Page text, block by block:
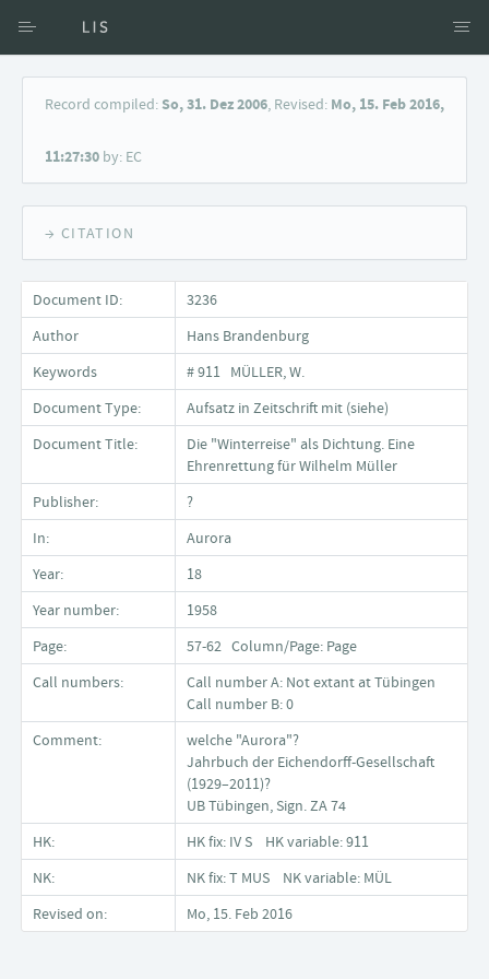
Access via Author
Keyword Search
Record compiled:So, 31. Dez 2006, Revised: Mo, 15. Feb 2016,
11:27:30 by: EC
→ CITATION
Document ID:
3236
Author
Hans Brandenburg
Keywords
# 911 MÜLLER, W.
Document Type:
Aufsatz in Zeitschrift mit (siehe)
Document Title:
Die "Winterreise" als Dichtung. Eine
Ehrenrettung für Wilhelm Müller
Publisher:
?
In:
Aurora
Year:
18
Year number:
1958
Page:
57-62 Column/Page: Page
Call numbers:
Call number A: Not extant at Tübingen
Call number B: 0
Comment:
welche "Aurora"?
Jahrbuch der Eichendorff-Gesellschaft
(1929–2011)?
UB Tübingen, Sign. ZA 74
HK:
HK fix: IV S HK variable: 911
NK:
NK fix: T MUS NK variable: MÜL
Revised on:
Mo, 15. Feb 2016